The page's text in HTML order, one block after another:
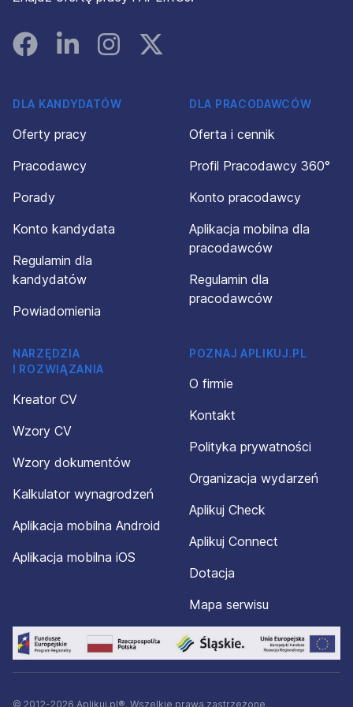
FacebookLinked InInstagramInstagram
DLA KANDYDATÓW
Oferty pracy
Pracodawcy
Porady
Konto kandydata
Regulamin dla
kandydatów
Powiadomienia
DLA PRACODAWCÓW
Oferta i cennik
Profil Pracodawcy 360°
Konto pracodawcy
Aplikacja mobilna dla
pracodawców
Regulamin dla
pracodawców
NARZĘDZIA
I ROZWIĄZANIA
Kreator CV
Wzory CV
Wzory dokumentów
Kalkulator wynagrodzeń
Aplikacja mobilna Android
Aplikacja mobilna iOS
POZNAJ APLIKUJ.PL
O firmie
Kontakt
Polityka prywatności
Organizacja wydarzeń
Aplikuj Check
Aplikuj Connect
Dotacja
Mapa serwisu
© 2012-2026 Aplikuj.pl®. Wszelkie prawa zastrzeżone.